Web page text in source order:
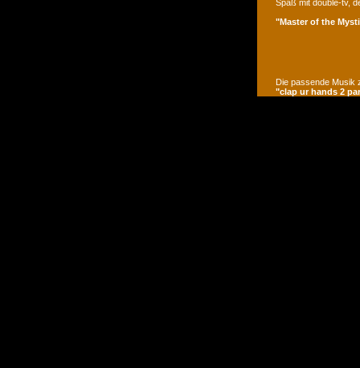
Spaß mit double-tv,
"Master of the
Die passende Musik
"clap ur hands 2